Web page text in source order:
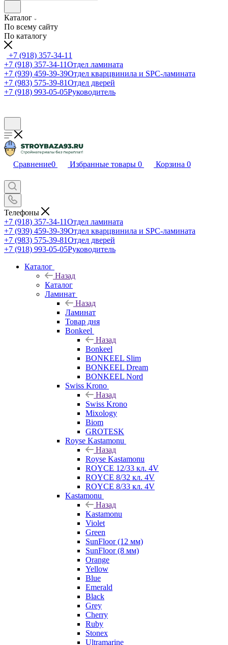
Каталог
По всему сайту
По каталогу
+7 (918) 357-34-11
+7 (918) 357-34-11Отдел ламината
+7 (939) 459-39-39Отдел кварцвинила и SPC-ламината
+7 (983) 575-39-81Отдел дверей
+7 (918) 993-05-05Руководитель
Сравнение0 Избранные товары 0 Корзина 0
Телефоны
+7 (918) 357-34-11Отдел ламината
+7 (939) 459-39-39Отдел кварцвинила и SPC-ламината
+7 (983) 575-39-81Отдел дверей
+7 (918) 993-05-05Руководитель
Каталог
Назад
Каталог
Ламинат
Назад
Ламинат
Товар дня
Bonkeel
Назад
Bonkeel
BONKEEL Slim
BONKEEL Dream
BONKEEL Nord
Swiss Krono
Назад
Swiss Krono
Mixology
Biom
GROTESK
Royse Kastamonu
Назад
Royse Kastamonu
ROYCE 12/33 кл. 4V
ROYCE 8/32 кл. 4V
ROYCE 8/33 кл. 4V
Kastamonu
Назад
Kastamonu
Violet
Green
SunFloor (12 мм)
SunFloor (8 мм)
Orange
Yellow
Blue
Emerald
Black
Grey
Cherry
Ruby
Stonex
Ultramarine